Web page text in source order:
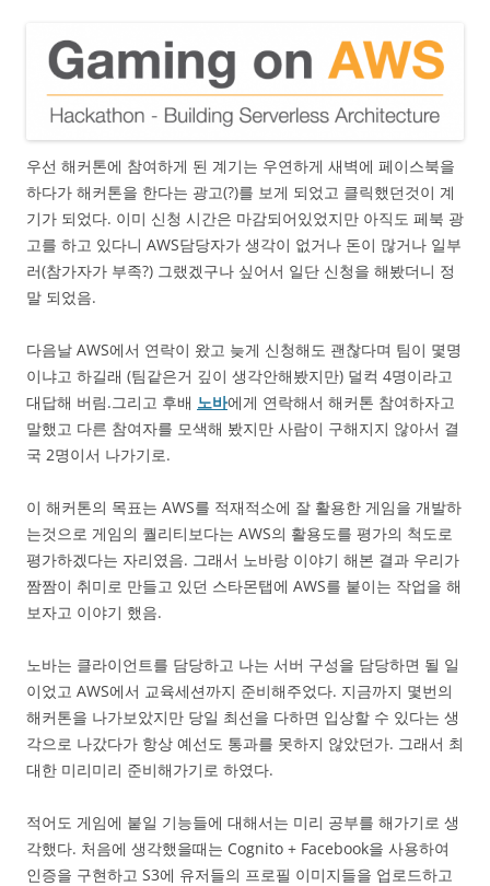
우선 해커톤에 참여하게 된 계기는 우연하게 새벽에 페이스북을
하다가 해커톤을 한다는 광고(?)를 보게 되었고 클릭했던것이 계
기가 되었다. 이미 신청 시간은 마감되어있었지만 아직도 페북 광
고를 하고 있다니 AWS담당자가 생각이 없거나 돈이 많거나 일부
러(참가자가 부족?) 그랬겠구나 싶어서 일단 신청을 해봤더니 정
말 되었음.
다음날 AWS에서 연락이 왔고 늦게 신청해도 괜찮다며 팀이 몇명
이냐고 하길래 (팀같은거 깊이 생각안해봤지만) 덜컥 4명이라고
대답해 버림.그리고 후배 노바에게 연락해서 해커톤 참여하자고
말했고 다른 참여자를 모색해 봤지만 사람이 구해지지 않아서 결
국 2명이서 나가기로.
이 해커톤의 목표는 AWS를 적재적소에 잘 활용한 게임을 개발하
는것으로 게임의 퀄리티보다는 AWS의 활용도를 평가의 척도로
평가하겠다는 자리였음. 그래서 노바랑 이야기 해본 결과 우리가
짬짬이 취미로 만들고 있던 스타몬탭에 AWS를 붙이는 작업을 해
보자고 이야기 했음.
노바는 클라이언트를 담당하고 나는 서버 구성을 담당하면 될 일
이었고 AWS에서 교육세션까지 준비해주었다. 지금까지 몇번의
해커톤을 나가보았지만 당일 최선을 다하면 입상할 수 있다는 생
각으로 나갔다가 항상 예선도 통과를 못하지 않았던가. 그래서 최
대한 미리미리 준비해가기로 하였다.
적어도 게임에 붙일 기능들에 대해서는 미리 공부를 해가기로 생
각했다. 처음에 생각했을때는 Cognito + Facebook을 사용하여
인증을 구현하고 S3에 유저들의 프로필 이미지들을 업로드하고